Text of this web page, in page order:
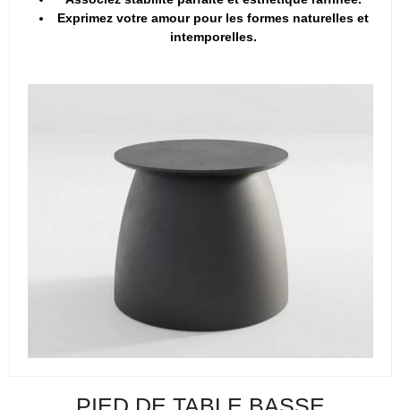
Exprimez votre amour pour les formes naturelles et
intemporelles.